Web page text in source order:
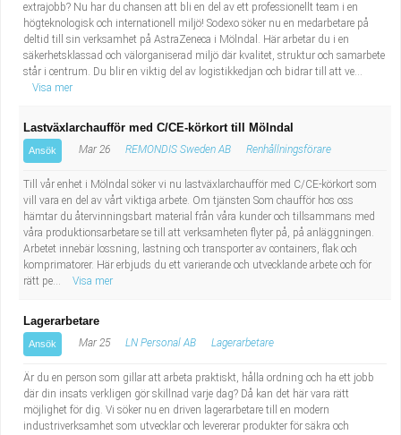
extrajobb? Nu har du chansen att bli en del av ett professionellt team i en
högteknologisk och internationell miljö! Sodexo söker nu en medarbetare på
deltid till sin verksamhet på AstraZeneca i Mölndal. Här arbetar du i en
säkerhetsklassad och välorganiserad miljö där kvalitet, struktur och samarbete
står i centrum. Du blir en viktig del av logistikkedjan och bidrar till att ve...
Visa mer
Lastväxlarchaufför med C/CE-körkort till Mölndal
Ansök Mar 26 REMONDIS Sweden AB Renhållningsförare
Till vår enhet i Mölndal söker vi nu lastväxlarchaufför med C/CE-körkort som
vill vara en del av vårt viktiga arbete. Om tjänsten Som chaufför hos oss
hämtar du återvinningsbart material från våra kunder och tillsammans med
våra produktionsarbetare se till att verksamheten flyter på, på anläggningen.
Arbetet innebär lossning, lastning och transporter av containers, flak och
komprimatorer. Här erbjuds du ett varierande och utvecklande arbete och för
rätt pe...
Visa mer
Lagerarbetare
Ansök Mar 25 LN Personal AB Lagerarbetare
Är du en person som gillar att arbeta praktiskt, hålla ordning och ha ett jobb
där din insats verkligen gör skillnad varje dag? Då kan det här vara rätt
möjlighet för dig. Vi söker nu en driven lagerarbetare till en modern
industriverksamhet som utvecklar och levererar produkter för säkra och